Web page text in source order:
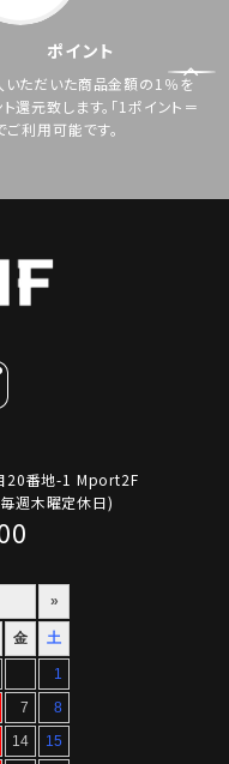
ポイント
いただいた商品金額の1％を
還元致します。「1ポイント＝
ご利用可能です。
20番地-1 Mport2F
週木曜定休日)